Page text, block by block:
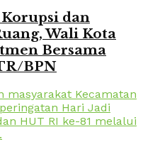
dan
Wali Kota
Bersama
BPN